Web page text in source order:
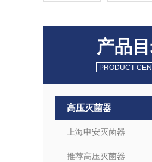
产品
PRODUCT
高压灭菌器
上海申安灭菌器
推荐高压灭菌器